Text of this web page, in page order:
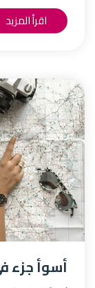
اقرأ المزيد
أسوأ جزء